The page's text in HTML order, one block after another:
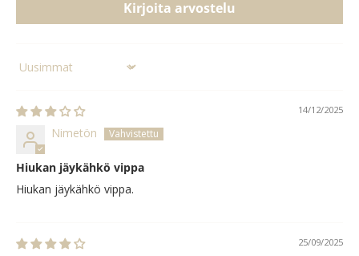
Kirjoita arvostelu
Sort by
14/12/2025
Nimetön
Hiukan jäykähkö vippa
Hiukan jäykähkö vippa.
25/09/2025